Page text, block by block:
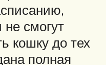
не смогут
кошку до тех
полная